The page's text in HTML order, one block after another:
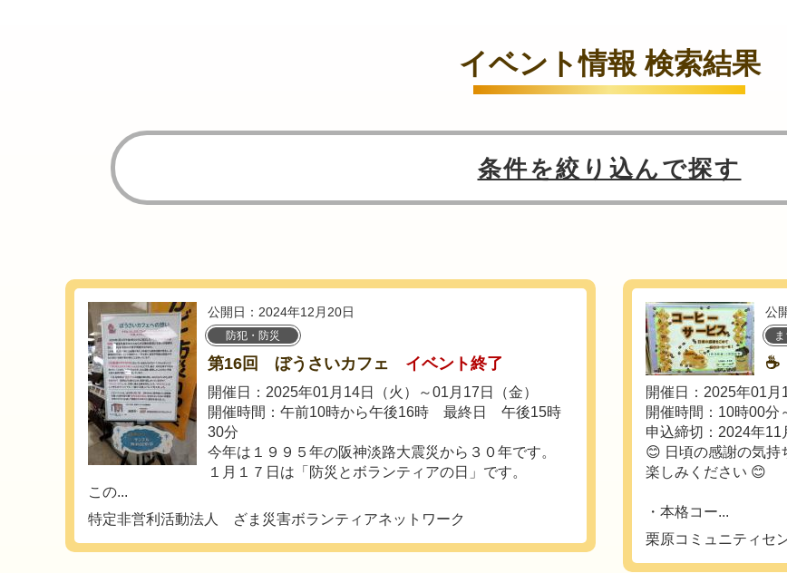
イベント情報 検索結果
条件を絞り込んで探す
公開日：2024年12月20日
防犯・防災
第16回 ぼうさいカフェ イベント終了
開催日：2025年01月14日（火）～01月17日（金）
開催時間：午前10時から午後16時 最終日 午後15時
30分
今年は１９９５年の阪神淡路大震災から３０年です。
１月１７日は「防災とボランティアの日」です。
この...
特定非営利活動法人 ざま災害ボランティアネットワーク
公
☕
開催日：2025年01月
開催時間：10時00分
申込締切：2024年11
😊 日頃の感謝の気持
楽しみください 😊
・本格コー...
栗原コミュニティセ